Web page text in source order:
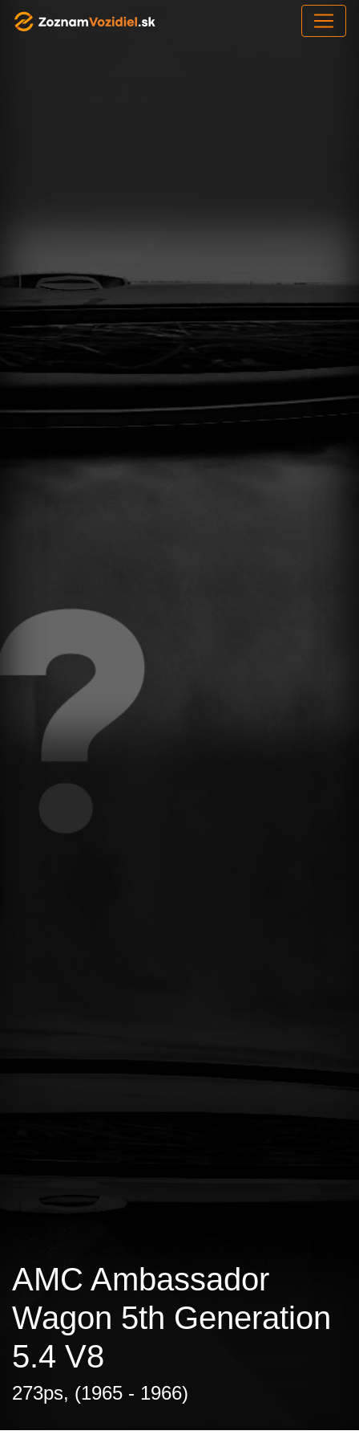
AMC Ambassador
Wagon 5th Generation
5.4 V8
273ps, (1965 - 1966)